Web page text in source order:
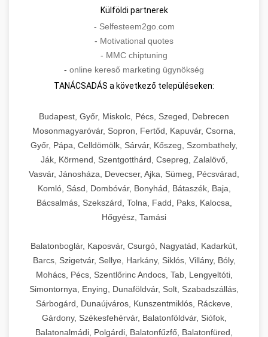
Külföldi partnerek
- Selfesteem2go.com
- Motivational quotes
- MMC chiptuning
- online kereső marketing ügynökség
TANÁCSADÁS a következő településeken:
Budapest, Győr, Miskolc, Pécs, Szeged, Debrecen
Mosonmagyaróvár, Sopron, Fertőd, Kapuvár, Csorna,
Győr, Pápa, Celldömölk, Sárvár, Kőszeg, Szombathely,
Ják, Körmend, Szentgotthárd, Csepreg, Zalalövő,
Vasvár, Jánosháza, Devecser, Ajka, Sümeg, Pécsvárad,
Komló, Sásd, Dombóvár, Bonyhád, Bátaszék, Baja,
Bácsalmás, Szekszárd, Tolna, Fadd, Paks, Kalocsa,
Hőgyész, Tamási
Balatonboglár, Kaposvár, Csurgó, Nagyatád, Kadarkút,
Barcs, Szigetvár, Sellye, Harkány, Siklós, Villány, Bóly,
Mohács, Pécs, Szentlőrinc Andocs, Tab, Lengyeltóti,
Simontornya, Enying, Dunaföldvár, Solt, Szabadszállás,
Sárbogárd, Dunaújváros, Kunszentmiklós, Ráckeve,
Gárdony, Székesfehérvár, Balatonföldvár, Siófok,
Balatonalmádi, Polgárdi, Balatonfűzfő, Balatonfüred,